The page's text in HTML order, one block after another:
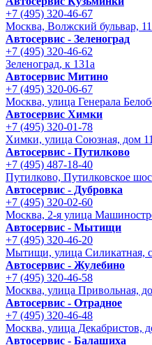
+7 (495) 320-46-67
Москва, Волжский бульвар,
Автосервис - Зеленоград
+7 (495) 320-46-62
Зеленоград, к 131а
Автосервис Митино
+7 (495) 320-06-67
Москва, улица Генерала
Автосервис Химки
+7 (495) 320-01-78
Химки, улица Союзная, дом 11
Автосервис - Путилково
+7 (495) 487-18-40
Путилково, Путилковское
Автосервис - Дубровка
+7 (495) 320-02-60
Москва, 2-я улица
Автосервис - Мытищи
+7 (495) 320-46-20
Мытищи, улица Силикатная,
Автосервис - Жулебино
+7 (495) 320-46-58
Москва, улица Привольная,
Автосервис - Отрадное
+7 (495) 320-46-48
Москва, улица Декабристов,
Автосервис - Балашиха